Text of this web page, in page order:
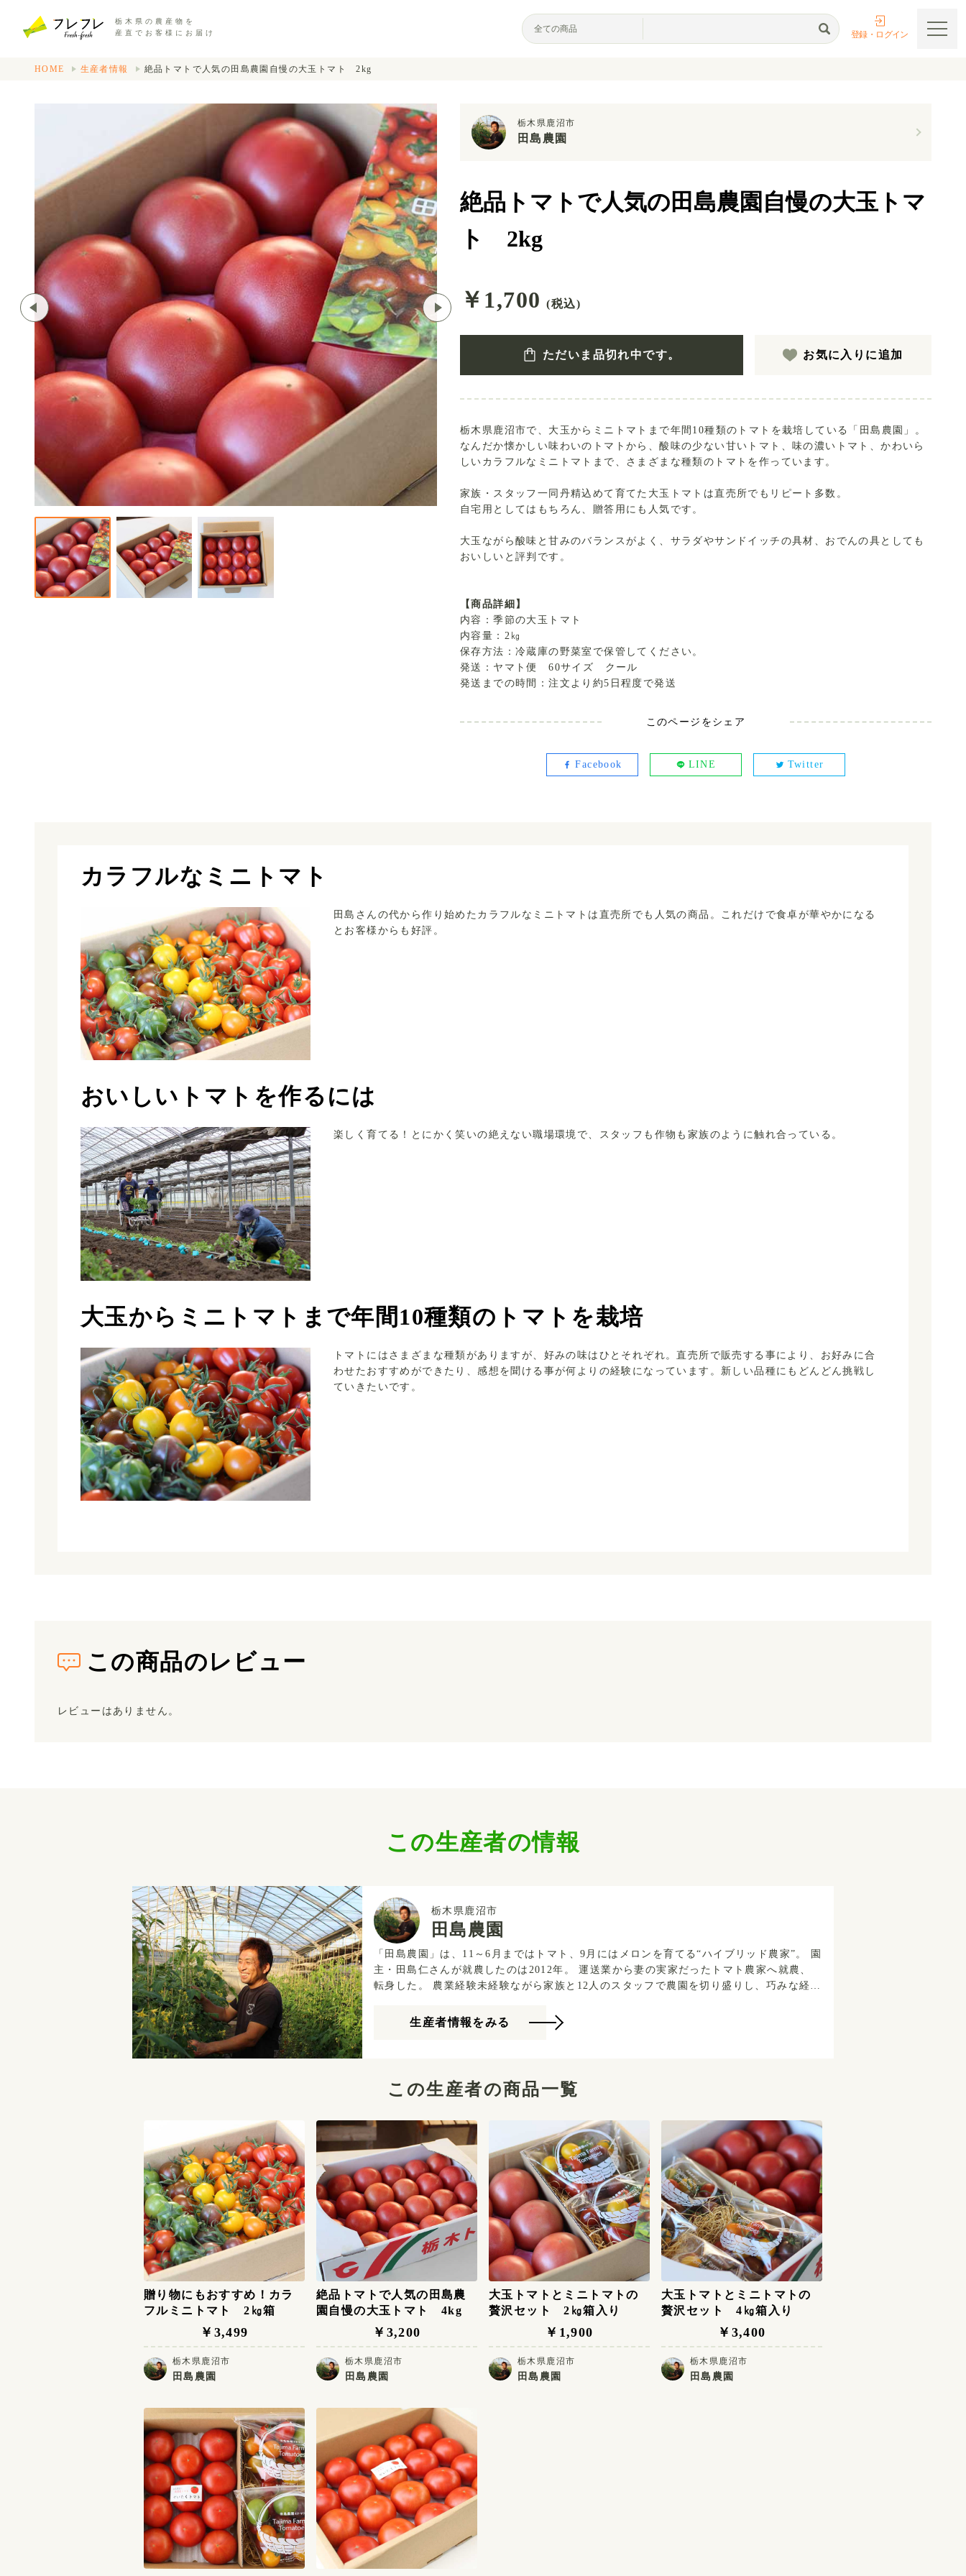
栃木県の農産物を
産直でお客様にお届け
登録・ログイン
HOME 生産者情報 絶品トマトで人気の田島農園自慢の大玉トマト 2kg
栃木県鹿沼市
田島農園
絶品トマトで人気の田島農園自慢の大玉トマ
ト 2kg
￥1,700 (税込)
ただいま品切れ中です。 お気に入りに追加
栃木県鹿沼市で、大玉からミニトマトまで年間10種類のトマトを栽培している「田島農園」。
なんだか懐かしい味わいのトマトから、酸味の少ない甘いトマト、味の濃いトマト、かわいら
しいカラフルなミニトマトまで、さまざまな種類のトマトを作っています。
家族・スタッフ一同丹精込めて育てた大玉トマトは直売所でもリピート多数。
自宅用としてはもちろん、贈答用にも人気です。
大玉ながら酸味と甘みのバランスがよく、サラダやサンドイッチの具材、おでんの具としても
おいしいと評判です。
【商品詳細】
内容：季節の大玉トマト
内容量：2㎏
保存方法：冷蔵庫の野菜室で保管してください。
発送：ヤマト便 60サイズ クール
発送までの時間：注文より約5日程度で発送
このページをシェア
Facebook LINE Twitter
カラフルなミニトマト
田島さんの代から作り始めたカラフルなミニトマトは直売所でも人気の商品。これだけで食卓が華やかになる
とお客様からも好評。
おいしいトマトを作るには
楽しく育てる！とにかく笑いの絶えない職場環境で、スタッフも作物も家族のように触れ合っている。
大玉からミニトマトまで年間10種類のトマトを栽培
トマトにはさまざまな種類がありますが、好みの味はひとそれぞれ。直売所で販売する事により、お好みに合
わせたおすすめができたり、感想を聞ける事が何よりの経験になっています。新しい品種にもどんどん挑戦し
ていきたいです。
この商品のレビュー
レビューはありません。
この生産者の情報
栃木県鹿沼市
田島農園
「田島農園」は、11～6月まではトマト、9月にはメロンを育てる“ハイブリッド農家”。 園
主・田島仁さんが就農したのは2012年。 運送業から妻の実家だったトマト農家へ就農、
転身した。 農業経験未経験ながら家族と12人のスタッフで農園を切り盛りし、巧みな経営
べられない田島さん。 「自分が食べられないから、人の反応が人一倍気になります。だか
らこそ家族やスタッフ、お客様の声に耳を傾け、“買い手ファースト”のトマト作りができ
生産者情報をみる
この生産者の商品一覧
贈り物にもおすすめ！カラ
フルミニトマト 2㎏箱
￥3,499
栃木県鹿沼市
田島農園
絶品トマトで人気の田島農
園自慢の大玉トマト 4kg
￥3,200
栃木県鹿沼市
田島農園
大玉トマトとミニトマトの
贅沢セット 2㎏箱入り
￥1,900
栃木県鹿沼市
田島農園
大玉トマトとミニトマトの
贅沢セット 4㎏箱入り
￥3,400
栃木県鹿沼市
田島農園